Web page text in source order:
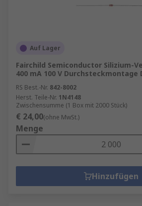
Auf Lager
Fairchild Semiconductor Silizium-
400 mA 100 V Durchsteckmontage
RS Best.-Nr. 842-8002
Herst. Teile-Nr. 1N4148
Zwischensumme (1 Box mit 2000 Stück)
€ 24,00(ohne MwSt.)
Menge
Hinzufügen